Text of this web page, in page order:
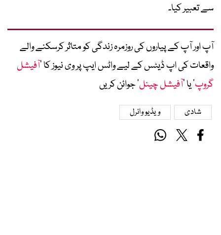
سے تعبیر کیا۔
آپ اور آپ کے پیاروں کی روزمرہ زندگی کو متاثر کرسکنے والے
واقعات کی اپ ڈیٹس کے لیے واٹس ایپ پر وی نیوز کا ’آفیشل
گروپ‘ یا ’آفیشل چینل‘ جوائن کریں
شادی ویڈیو وائرل